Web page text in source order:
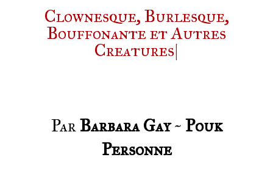
Clownesque, Burlesque,
Bouffonante et Autres
Creatures|
ParBarbara Gay~ Pouk
Personne